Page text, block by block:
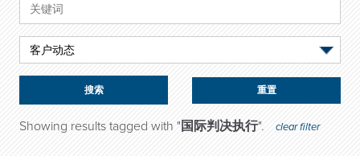
重置
Showing results tagged with " 国际判决执行". clear filter